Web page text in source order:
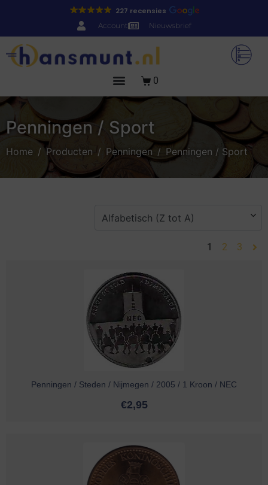
227 recensies
Account Nieuwsbrief
0
Penningen / Sport
Home Producten Penningen Penningen / Sport
1 2 3
Penningen / Steden / Nijmegen / 2005 / 1 Kroon / NEC
€2,95